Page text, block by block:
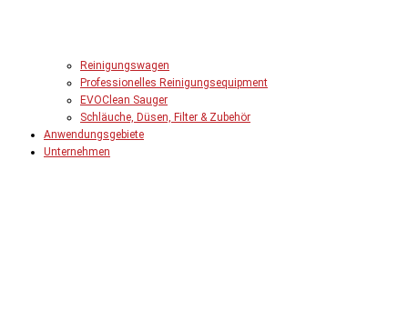
Reinigungswagen
Professionelles Reinigungsequipment
EVOClean Sauger
Schläuche, Düsen, Filter & Zubehör
Anwendungsgebiete
Unternehmen